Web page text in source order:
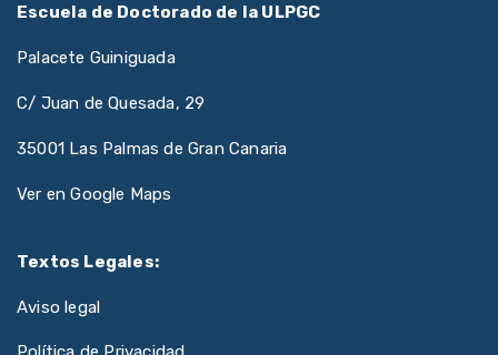
Escuela de Doctorado de la ULPGC
Palacete Guiniguada
C/ Juan de Quesada, 29
35001 Las Palmas de Gran Canaria
Ver en Google Maps
Textos Legales:
Aviso legal